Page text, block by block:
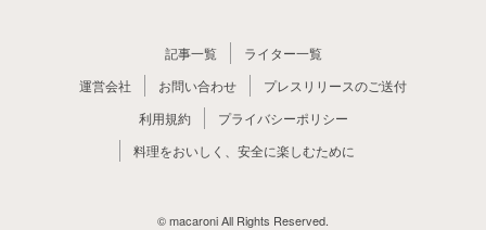
記事一覧
ライター一覧
運営会社
お問い合わせ
プレスリリースのご送付
利用規約
プライバシーポリシー
料理をおいしく、安全に楽しむために
© macaroni All Rights Reserved.